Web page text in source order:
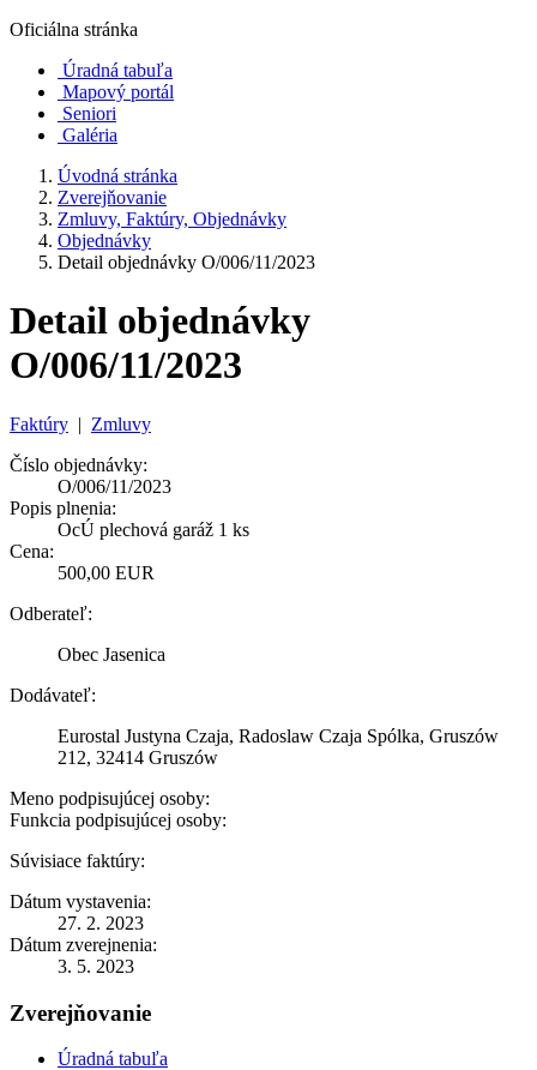
Oficiálna stránka
Úradná tabuľa
Mapový portál
Seniori
Galéria
Úvodná stránka
Zverejňovanie
Zmluvy, Faktúry, Objednávky
Objednávky
Detail objednávky O/006/11/2023
Detail objednávky
O/006/11/2023
Faktúry | Zmluvy
Číslo objednávky:
O/006/11/2023
Popis plnenia:
OcÚ plechová garáž 1 ks
Cena:
500,00 EUR
Odberateľ:
Obec Jasenica
Dodávateľ:
Eurostal Justyna Czaja, Radoslaw Czaja Spólka, Gruszów
212, 32414 Gruszów
Meno podpisujúcej osoby:
Funkcia podpisujúcej osoby:
Súvisiace faktúry:
Dátum vystavenia:
27. 2. 2023
Dátum zverejnenia:
3. 5. 2023
Zverejňovanie
Úradná tabuľa